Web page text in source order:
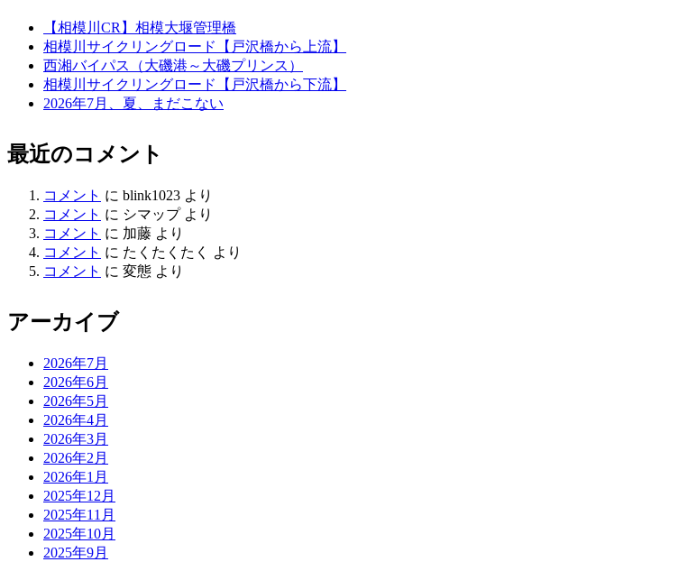
【相模川CR】相模大堰管理橋
相模川サイクリングロード【戸沢橋から上流】
西湘バイパス（大磯港～大磯プリンス）
相模川サイクリングロード【戸沢橋から下流】
2026年7月、夏、まだこない
最近のコメント
コメント に blink1023 より
コメント に シマップより
コメント に 加藤 より
コメント に たくたくたく
より
コメント に 変態 より
アーカイブ
2026年7月
2026年6月
2026年5月
2026年4月
2026年3月
2026年2月
2026年1月
2025年12月
2025年11月
2025年10月
2025年9月